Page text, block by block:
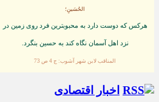
الحُسَينِ؛
هركس كه دوست دارد به محبوبترين فرد روى زمين در
نزد اهل آسمان نگاه كند به حسين بنگرد.
المناقب لابن شهر آشوب: ج 4 ص 73
اخبار اقتصادی